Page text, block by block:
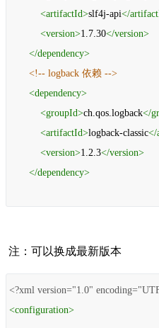
<artifactId>slf4j-api</
<version>1.7.30</version>
</dependency>
<!-- logback 依赖 -->
<dependency>
<groupId>ch.qos.logback</
<artifactId>logback-classic</
<version>1.2.3</version>
</dependency>
注：可以换成最新版本
<?xml version="1.0"
<configuration>